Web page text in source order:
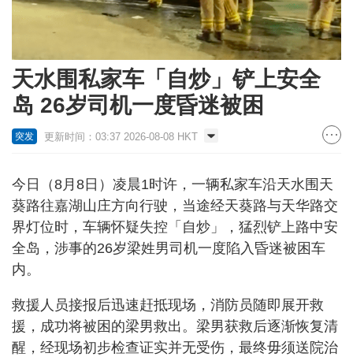
天水围私家车「自炒」铲上安全
岛 26岁司机一度昏迷被困
突发 更新时间：03:37 2026-08-08 HKT
今日（8月8日）凌晨1时许，一辆私家车沿天水围天
葵路往嘉湖山庄方向行驶，当途经天葵路与天华路交
界灯位时，车辆怀疑失控「自炒」，猛烈铲上路中安
全岛，涉事的26岁梁姓男司机一度陷入昏迷被困车
内。
救援人员接报后迅速赶抵现场，消防员随即展开救
援，成功将被困的梁男救出。梁男获救后逐渐恢复清
醒，经现场初步检查证实并无受伤，最终毋须送院治